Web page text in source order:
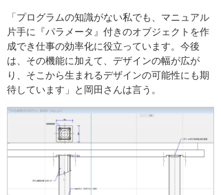
「プログラムの知識がない私でも、マニュアル
片手に『パラメータ』付きのオブジェクトを作
成でき仕事の効率化に役立っています。今後
は、その機能に加えて、デザインの幅が広が
り、そこから生まれるデザインの可能性にも期
待しています」と岡田さんは言う。